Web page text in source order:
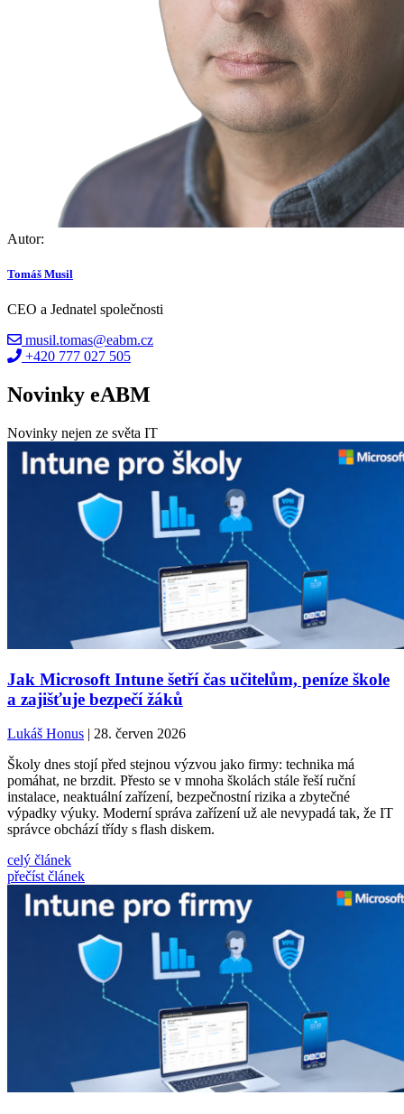
Autor:
Tomáš Musil
CEO a Jednatel společnosti
musil.tomas@eabm.cz
+420 777 027 505
Novinky eABM
Novinky nejen ze světa IT
Jak Microsoft Intune šetří čas učitelům, peníze škole
a zajišťuje bezpečí žáků
Lukáš Honus | 28. červen 2026
Školy dnes stojí před stejnou výzvou jako firmy: technika má
pomáhat, ne brzdit. Přesto se v mnoha školách stále řeší ruční
instalace, neaktuální zařízení, bezpečnostní rizika a zbytečné
výpadky výuky. Moderní správa zařízení už ale nevypadá tak, že IT
správce obchází třídy s flash diskem.
celý článek
přečíst článek